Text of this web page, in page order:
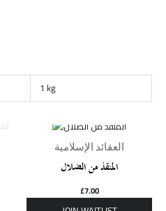
1 kg
العقائد الإسلامية
المنقذ من الضلال
£7.00